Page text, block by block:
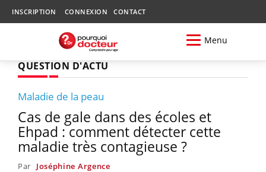
INSCRIPTION CONNEXION CONTACT
Menu
QUESTION D'ACTU
Maladie de la peau
Cas de gale dans des écoles et
Ehpad : comment détecter cette
maladie très contagieuse ?
Par Joséphine Argence